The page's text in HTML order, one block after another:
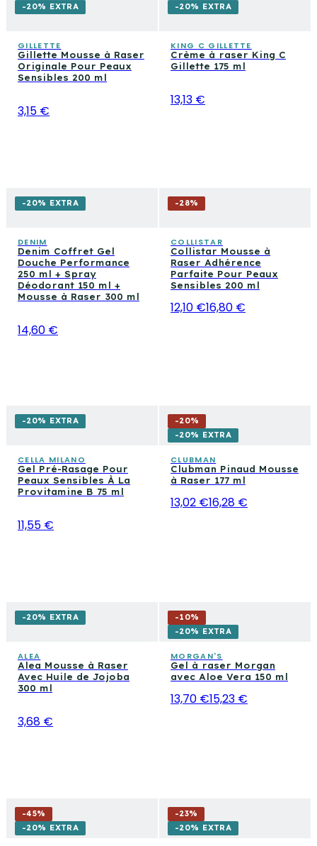
-20% EXTRA
GILLETTE
Gillette Mousse à Raser
Originale Pour Peaux
Sensibles 200 ml
3,15 €
-20% EXTRA
KING C GILLETTE
Crème à raser King C
Gillette 175 ml
13,13 €
-20% EXTRA
DENIM
Denim Coffret Gel
Douche Performance
250 ml + Spray
Déodorant 150 ml +
Mousse à Raser 300 ml
14,60 €
-28%
COLLISTAR
Collistar Mousse à
Raser Adhérence
Parfaite Pour Peaux
Sensibles 200 ml
12,10 €16,80 €
-20% EXTRA
CELLA MILANO
Gel Pré-Rasage Pour
Peaux Sensibles À La
Provitamine B 75 ml
11,55 €
-20%
-20% EXTRA
CLUBMAN
Clubman Pinaud Mousse
à Raser 177 ml
13,02 €16,28 €
-20% EXTRA
ALEA
Alea Mousse à Raser
Avec Huile de Jojoba
300 ml
3,68 €
-10%
-20% EXTRA
MORGAN'S
Gel à raser Morgan
avec Aloe Vera 150 ml
13,70 €15,23 €
-45%
-20% EXTRA
-23%
-20% EXTRA